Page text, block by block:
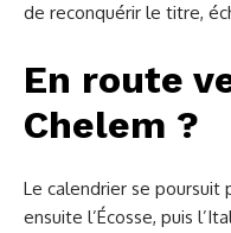
de reconquérir le titre,
En route
Chelem ?
Le calendrier se poursuit
ensuite l’Écosse, puis